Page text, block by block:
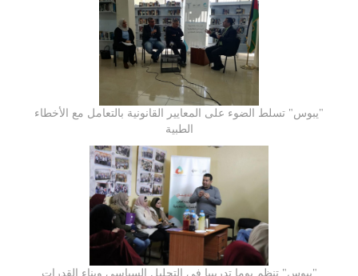
"يبوس" تسلط الضوء على المعايير القانونية بالتعامل مع الأخطاء
الطبية
"يبوس" تنظم يوما تدريبيا في التحليل السياسي وبناء القدرات